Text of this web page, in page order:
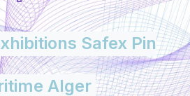
Safex Pin
Alger